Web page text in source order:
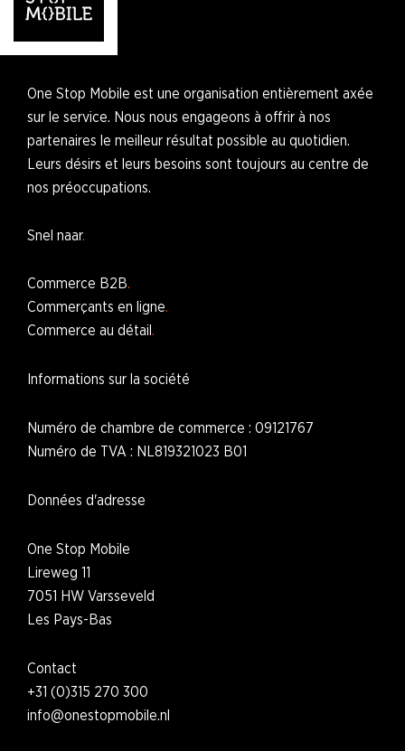
One Stop Mobile est une organisation entièrement axée
sur le service. Nous nous engageons à offrir à nos
partenaires le meilleur résultat possible au quotidien.
Leurs désirs et leurs besoins sont toujours au centre de
nos préoccupations.
Snel naar
Commerce B2B
Commerçants en ligne
Commerce au détail
Informations sur la société
Numéro de chambre de commerce : 09121767
Numéro de TVA : NL819321023 B01
Données d'adresse
One Stop Mobile
Lireweg 11
7051 HW Varsseveld
Les Pays-Bas
Contact
+31 (0)315 270 300
info@onestopmobile.nl